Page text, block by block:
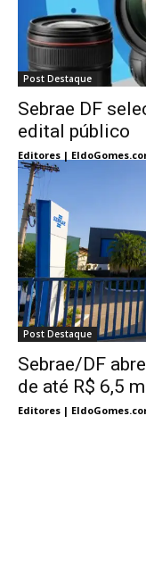
Post Destaque
Sebrae DF
edital público
Editores |
Post Destaque
Sebrae/DF
de até R$ 6,5
Editores |